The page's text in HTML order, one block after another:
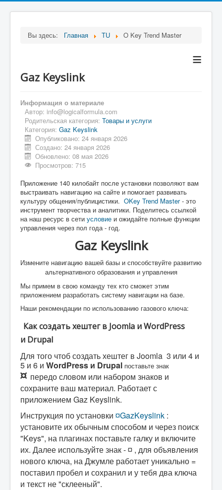
Вы здесь: Главная TU O Key Trend Master
≡
Gaz Keyslink
Информация о материале
Автор: info@logicalformula.com
Родительская категория: Товары и услуги
Категория: Gaz Keyslink
Опубликовано: 24 января 2026
Создано: 24 января 2026
Обновлено: 08 мая 2026
Просмотров: 715
Приложение 140 килобайт после установки позволяют вам
выстраивать навигацию на сайте и помогает развивать
культуру общения/публицистики. OKey Trend Master- это
инструмент творчества и аналитики. Поделитесь ссылкой
на наш ресурс в сети условие и ожидайте полные функции
управления через пол года - год.
Gaz Keyslink
Измените навигацию вашей базы и способствуйте развитию
альтернативного образования и управления
Мы примем в свою команду тех кто сможет этим
приложением разработать систему навигации на базе.
Наши рекомендации по использованию газового ключа:
Как создать хештег в Joomla и WordPress
и Drupal
Для того чтоб создать хештег в Joomla 3 или 4 и
5 и 6 и WordPress и Drupal поставьте знак
¤ передо словом или набором знаков и
сохраните ваш материал. Работает с
приложением Gaz Keyslink.
Инструкция по установки ¤GazKeyslink :
установите их обычным способом и через поиск
"Keys", на плагинах поставьте галку и включите
их. Далее используйте знак - ¤ , для объявления
нового ключа, на Джумле работает уникально =
поставил пробел и сохранил и у тебя два ключа
и текст не "склееный".